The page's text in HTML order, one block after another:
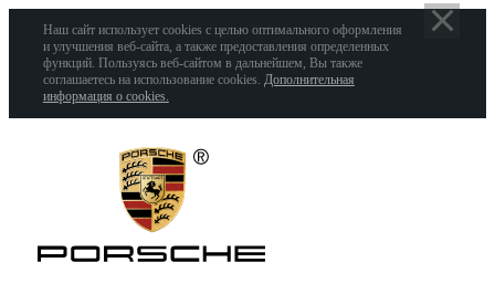
Наш сайт использует cookies с целью оптимального оформления
и улучшения веб-сайта, а также предоставления определенных
функций. Пользуясь веб-сайтом в дальнейшем, Вы также
соглашаетесь на использование cookies. Дополнительная
информация о cookies.